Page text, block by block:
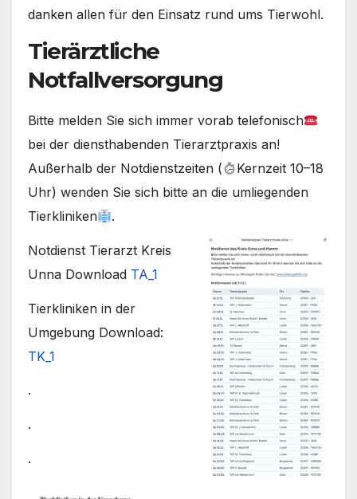
danken allen für den Einsatz rund ums Tierwohl.
Tierärztliche
Notfallversorgung
Bitte melden Sie sich immer vorab telefonisch
bei der diensthabenden Tierarztpraxis an!
Außerhalb der Notdienstzeiten (
Kernzeit 10–18
Uhr) wenden Sie sich bitte an die umliegenden
Tierkliniken
.
Notdienst Tierarzt Kreis
Unna Download TA_1
Tierkliniken in der
Umgebung Download:
TK_1
.
.
.